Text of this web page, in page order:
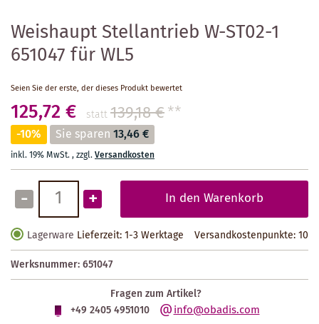
Weishaupt Stellantrieb W-ST02-1
651047 für WL5
Seien Sie der erste, der dieses Produkt bewertet
125,72 € statt139,18 €**
-10% Sie sparen 13,46 €
inkl. 19% MwSt.,zzgl.Versandkosten
- + In den Warenkorb
Lagerware Lieferzeit: 1-3 Werktage Versandkostenpunkte:10
Werksnummer:651047
Fragen zum Artikel?
+49 2405 4951010
info@obadis.com